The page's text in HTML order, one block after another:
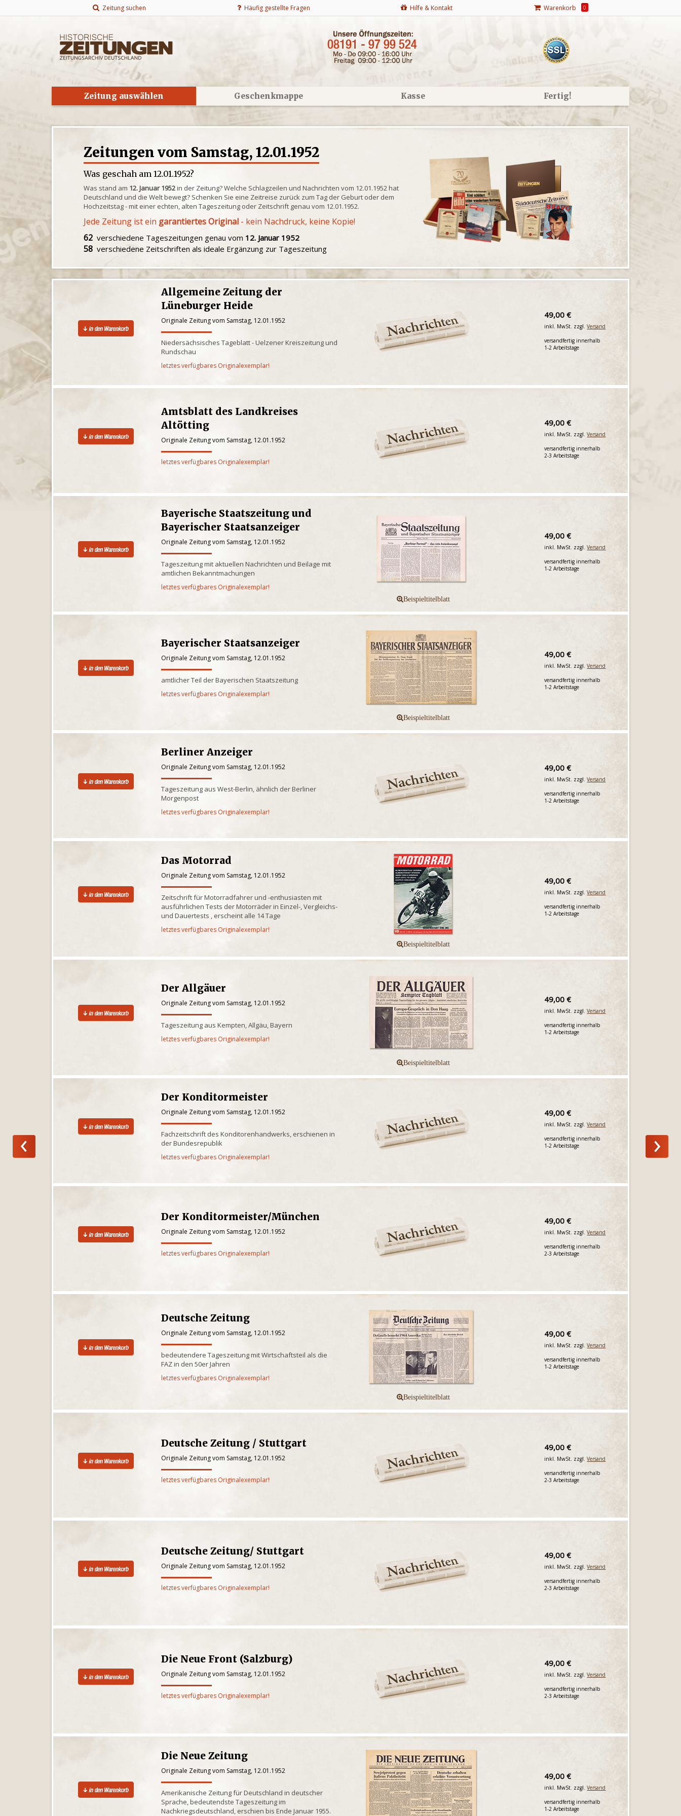
Zeitung suchen Häufig gestellte Fragen Hilfe & Kontakt Warenkorb 0
Zeitung auswählen Geschenkmappe Kasse Fertig!
Zeitungen vom Samstag, 12.01.1952
Was geschah am 12.01.1952?
Was stand am 12. Januar 1952in der Zeitung? Welche Schlagzeilen und Nachrichten vom 12.01.1952 hat
Deutschland und die Welt bewegt? Schenken Sie eine Zeitreise zurück zum Tag der Geburt oder dem
Hochzeitstag - mit einer echten, alten Tageszeitung oder Zeitschrift genau vom 12.01.1952.
Jede Zeitung ist ein garantiertes Original - kein Nachdruck, keine Kopie!
62 verschiedene Tageszeitungen genau vom 12. Januar 1952
58 verschiedene Zeitschriften als ideale Ergänzung zur Tageszeitung
Allgemeine Zeitung der
Lüneburger Heide
Originale Zeitung vom Samstag, 12.01.1952
Niedersächsisches Tageblatt - Uelzener Kreiszeitung und
Rundschau
letztes verfügbares Originalexemplar!
49,00 €
inkl. MwSt. zzgl.Versand
versandfertig innerhalb
1-2 Arbeitstage
Amtsblatt des Landkreises
Altötting
Originale Zeitung vom Samstag, 12.01.1952
letztes verfügbares Originalexemplar!
49,00 €
inkl. MwSt. zzgl.Versand
versandfertig innerhalb
2-3 Arbeitstage
Bayerische Staatszeitung und
Bayerischer Staatsanzeiger
Originale Zeitung vom Samstag, 12.01.1952
Tageszeitung mit aktuellen Nachrichten und Beilage mit
amtlichen Bekanntmachungen
letztes verfügbares Originalexemplar!
49,00 €
inkl. MwSt. zzgl.Versand
versandfertig innerhalb
1-2 Arbeitstage
Bayerischer Staatsanzeiger
Originale Zeitung vom Samstag, 12.01.1952
amtlicher Teil der Bayerischen Staatszeitung
letztes verfügbares Originalexemplar!
49,00 €
inkl. MwSt. zzgl.Versand
versandfertig innerhalb
1-2 Arbeitstage
Berliner Anzeiger
Originale Zeitung vom Samstag, 12.01.1952
Tageszeitung aus West-Berlin, ähnlich der Berliner
Morgenpost
letztes verfügbares Originalexemplar!
49,00 €
inkl. MwSt. zzgl.Versand
versandfertig innerhalb
1-2 Arbeitstage
Das Motorrad
Originale Zeitung vom Samstag, 12.01.1952
Zeitschrift für Motorradfahrer und -enthusiasten mit
ausführlichen Tests der Motorräder in Einzel-, Vergleichs-
und Dauertests , erscheint alle 14 Tage
letztes verfügbares Originalexemplar!
49,00 €
inkl. MwSt. zzgl.Versand
versandfertig innerhalb
1-2 Arbeitstage
Der Allgäuer
Originale Zeitung vom Samstag, 12.01.1952
Tageszeitung aus Kempten, Allgäu, Bayern
letztes verfügbares Originalexemplar!
49,00 €
inkl. MwSt. zzgl.Versand
versandfertig innerhalb
1-2 Arbeitstage
Der Konditormeister
Originale Zeitung vom Samstag, 12.01.1952
Fachzeitschrift des Konditorenhandwerks, erschienen in
der Bundesrepublik
letztes verfügbares Originalexemplar!
49,00 €
inkl. MwSt. zzgl.Versand
versandfertig innerhalb
1-2 Arbeitstage
Der Konditormeister/München
Originale Zeitung vom Samstag, 12.01.1952
letztes verfügbares Originalexemplar!
49,00 €
inkl. MwSt. zzgl.Versand
versandfertig innerhalb
2-3 Arbeitstage
Deutsche Zeitung
Originale Zeitung vom Samstag, 12.01.1952
bedeutendere Tageszeitung mit Wirtschaftsteil als die
FAZ in den 50er Jahren
letztes verfügbares Originalexemplar!
49,00 €
inkl. MwSt. zzgl.Versand
versandfertig innerhalb
1-2 Arbeitstage
Deutsche Zeitung / Stuttgart
Originale Zeitung vom Samstag, 12.01.1952
letztes verfügbares Originalexemplar!
49,00 €
inkl. MwSt. zzgl.Versand
versandfertig innerhalb
2-3 Arbeitstage
Deutsche Zeitung/ Stuttgart
Originale Zeitung vom Samstag, 12.01.1952
letztes verfügbares Originalexemplar!
49,00 €
inkl. MwSt. zzgl.Versand
versandfertig innerhalb
2-3 Arbeitstage
Die Neue Front (Salzburg)
Originale Zeitung vom Samstag, 12.01.1952
letztes verfügbares Originalexemplar!
49,00 €
inkl. MwSt. zzgl.Versand
versandfertig innerhalb
2-3 Arbeitstage
Die Neue Zeitung
Originale Zeitung vom Samstag, 12.01.1952
Amerikanische Zeitung für Deutschland in deutscher
Sprache, bedeutendste Tageszeitung im
Nachkriegsdeutschland, erschien bis Ende Januar 1955.
49,00 €
inkl. MwSt. zzgl.Versand
versandfertig innerhalb
1-2 Arbeitstage